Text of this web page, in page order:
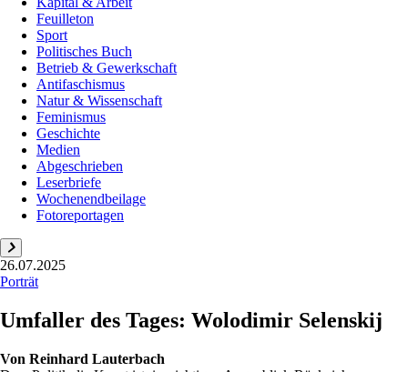
Feuilleton
Sport
Politisches Buch
Betrieb & Gewerkschaft
Antifaschismus
Natur & Wissenschaft
Feminismus
Geschichte
Medien
Abgeschrieben
Leserbriefe
Wochenendbeilage
Fotoreportagen
26.07.2025
Porträt
Umfaller des Tages: Wolodimir Selenskij
Von Reinhard Lauterbach